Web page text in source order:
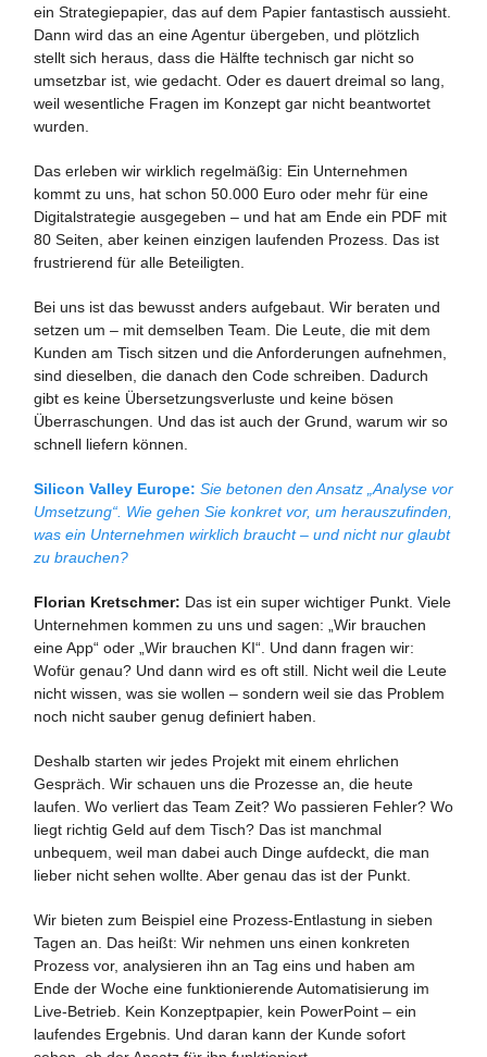
ein Strategiepapier, das auf dem Papier fantastisch aussieht.
Dann wird das an eine Agentur übergeben, und plötzlich
stellt sich heraus, dass die Hälfte technisch gar nicht so
umsetzbar ist, wie gedacht. Oder es dauert dreimal so lang,
weil wesentliche Fragen im Konzept gar nicht beantwortet
wurden.
Das erleben wir wirklich regelmäßig: Ein Unternehmen
kommt zu uns, hat schon 50.000 Euro oder mehr für eine
Digitalstrategie ausgegeben – und hat am Ende ein PDF mit
80 Seiten, aber keinen einzigen laufenden Prozess. Das ist
frustrierend für alle Beteiligten.
Bei uns ist das bewusst anders aufgebaut. Wir beraten und
setzen um – mit demselben Team. Die Leute, die mit dem
Kunden am Tisch sitzen und die Anforderungen aufnehmen,
sind dieselben, die danach den Code schreiben. Dadurch
gibt es keine Übersetzungsverluste und keine bösen
Überraschungen. Und das ist auch der Grund, warum wir so
schnell liefern können.
Silicon Valley Europe: Sie betonen den Ansatz „Analyse vor
Umsetzung“. Wie gehen Sie konkret vor, um herauszufinden,
was ein Unternehmen wirklich braucht – und nicht nur glaubt
zu brauchen?
Florian Kretschmer: Das ist ein super wichtiger Punkt. Viele
Unternehmen kommen zu uns und sagen: „Wir brauchen
eine App“ oder „Wir brauchen KI“. Und dann fragen wir:
Wofür genau? Und dann wird es oft still. Nicht weil die Leute
nicht wissen, was sie wollen – sondern weil sie das Problem
noch nicht sauber genug definiert haben.
Deshalb starten wir jedes Projekt mit einem ehrlichen
Gespräch. Wir schauen uns die Prozesse an, die heute
laufen. Wo verliert das Team Zeit? Wo passieren Fehler? Wo
liegt richtig Geld auf dem Tisch? Das ist manchmal
unbequem, weil man dabei auch Dinge aufdeckt, die man
lieber nicht sehen wollte. Aber genau das ist der Punkt.
Wir bieten zum Beispiel eine Prozess-Entlastung in sieben
Tagen an. Das heißt: Wir nehmen uns einen konkreten
Prozess vor, analysieren ihn an Tag eins und haben am
Ende der Woche eine funktionierende Automatisierung im
Live-Betrieb. Kein Konzeptpapier, kein PowerPoint – ein
laufendes Ergebnis. Und daran kann der Kunde sofort